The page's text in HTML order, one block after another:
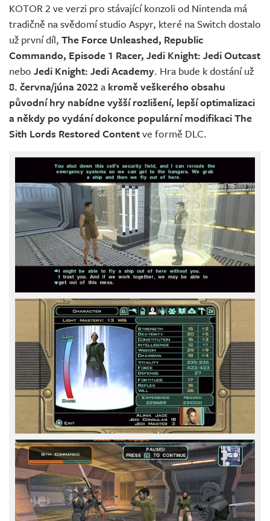
KOTOR 2 ve verzi pro stávající konzoli od Nintenda má
tradičně na svědomí studio Aspyr, které na Switch dostalo
už první díl, The Force Unleashed, Republic
Commando, Episode 1 Racer, Jedi Knight: Jedi Outcast
nebo Jedi Knight: Jedi Academy. Hra bude k dostání už
8. června/júna 2022a kromě veškerého obsahu
původní hry nabídne vyšší rozlišení, lepší optimalizaci
a někdy po vydání dokonce populární modifikaci The
Sith Lords Restored Contentve formě DLC.